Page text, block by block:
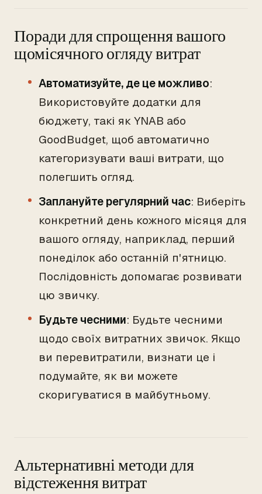
Поради для спрощення вашого
щомісячного огляду витрат
Автоматизуйте, де це можливо:
Використовуйте додатки для
бюджету, такі як YNAB або
GoodBudget, щоб автоматично
категоризувати ваші витрати, що
полегшить огляд.
Заплануйте регулярний час: Виберіть
конкретний день кожного місяця для
вашого огляду, наприклад, перший
понеділок або останній п'ятницю.
Послідовність допомагає розвивати
цю звичку.
Будьте чесними: Будьте чесними
щодо своїх витратних звичок. Якщо
ви перевитратили, визнати це і
подумайте, як ви можете
скоригуватися в майбутньому.
Альтернативні методи для
відстеження витрат